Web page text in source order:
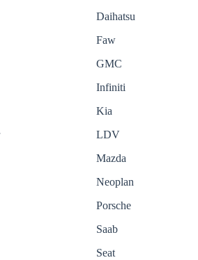
Daihatsu
Faw
GMC
Infiniti
Kia
LDV
Mazda
Neoplan
Porsche
Saab
Seat